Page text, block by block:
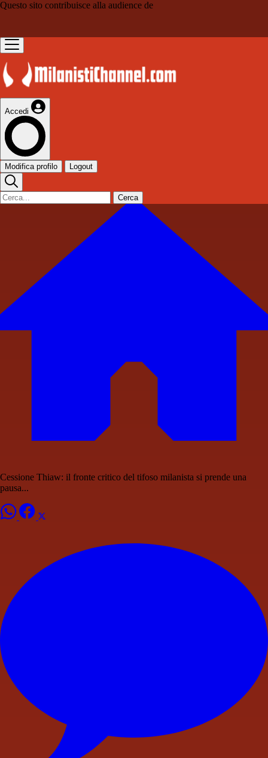
Questo sito contribuisce alla audience de
Accedi
Modifica profilo Logout
Cerca
Cessione Thiaw: il fronte critico del tifoso milanista si prende una
pausa...